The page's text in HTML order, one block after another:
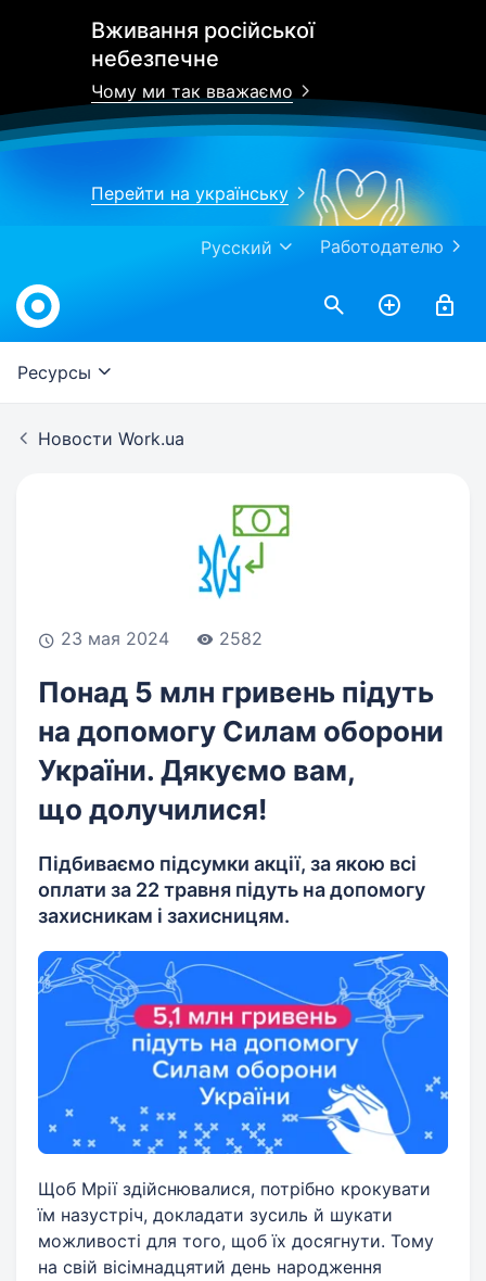
Вживання російської
небезпечне
Чому ми так вважаємо
Перейти на українську
Работодателю
Русский
Work.ua
Ресурсы
Новости Work.ua
23 мая 2024 2582
Понад 5 млн гривень підуть
на допомогу Силам оборони
України. Дякуємо вам,
що долучилися!
Підбиваємо підсумки акції, за якою всі
оплати за 22 травня підуть на допомогу
захисникам і захисницям.
Щоб Мрії здійснювалися, потрібно крокувати
їм назустріч, докладати зусиль й шукати
можливості для того, щоб їх досягнути. Тому
на свій вісімнадцятий день народження